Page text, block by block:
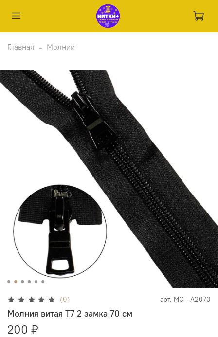
Главная Молнии
(0) арт. МС - А2070
Молния витая Т7 2 замка 70 см
200 ₽